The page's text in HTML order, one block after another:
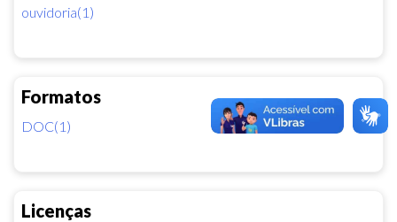
ouvidoria(1)
Formatos
DOC(1)
Licenças